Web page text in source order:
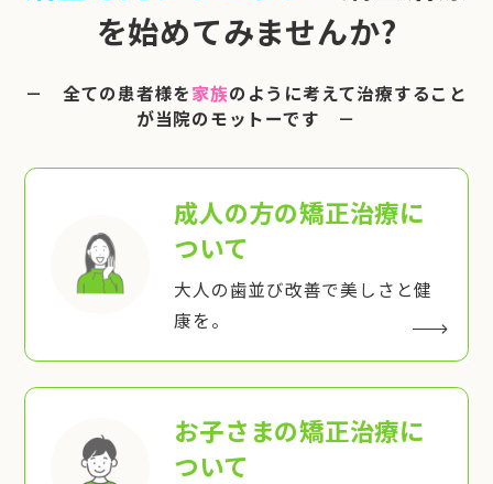
を始めてみませんか?
－ 全ての患者様を家族のように考えて治療すること
が当院のモットーです －
成人の方の矯正治療に
ついて
大人の歯並び改善で美しさと健
康を。
お子さまの矯正治療に
ついて